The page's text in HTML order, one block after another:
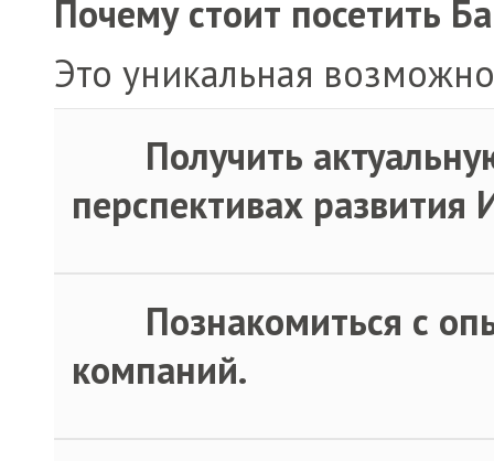
Почему стоит посетить
Это уникальная
Получить
перспективах развития
Познакомиться с
компаний.